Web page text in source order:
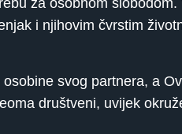
za osobnom
i njihovim čvrstim
svog partnera, a
društveni, uvijek